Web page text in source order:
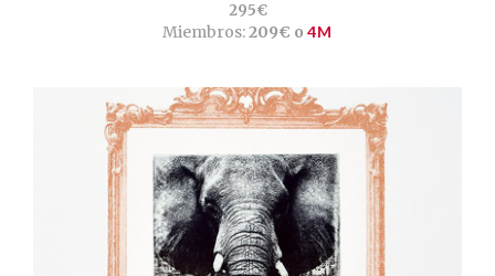
295€
Miembros:209€ o 4M